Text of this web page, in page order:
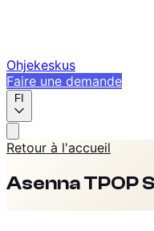
Ohjekeskus
Faire une demande
FI
Retour à l'accueil
Asenna TPOP